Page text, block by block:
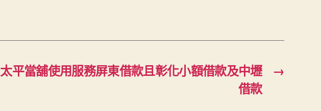
→
太平當舖使用服務屏東借款且彰化小額借款及中壢
借款